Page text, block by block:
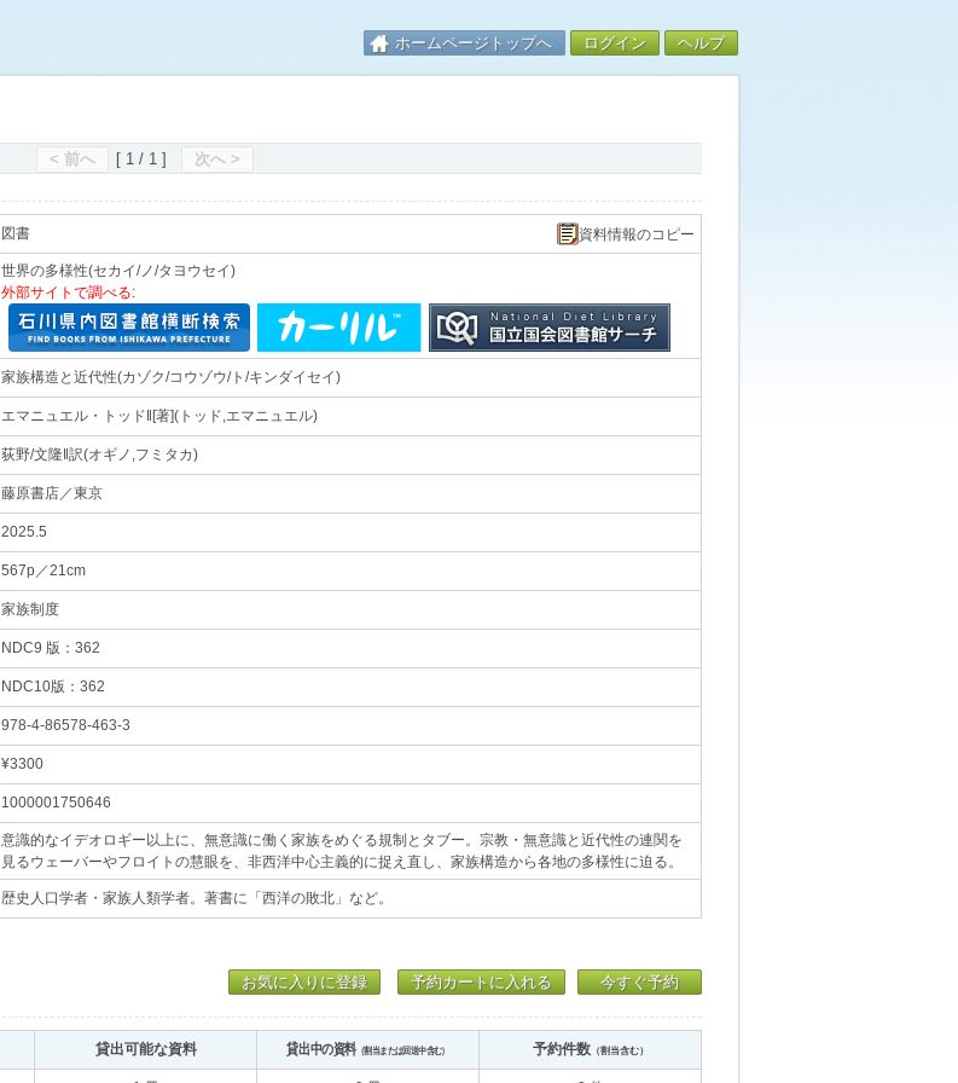
ホームページトップへ ログイン ヘルプ
< 前へ [ 1 / 1 ] 次へ >
図書 資料情報のコピー
世界の多様性(セカイ/ノ/タヨウセイ)
外部サイトで調べる:
家族構造と近代性(カゾク/コウゾウ/ト/キンダイセイ)
エマニュエル・トッド‖[著](トッド,エマニュエル)
荻野/文隆‖訳(オギノ,フミタカ)
藤原書店／東京
2025.5
567p／21cm
家族制度
NDC9 版：362
NDC10版：362
978-4-86578-463-3
¥3300
1000001750646
意識的なイデオロギー以上に、無意識に働く家族をめぐる規制とタブー。宗教・無意識と近代性の連関を
見るウェーバーやフロイトの慧眼を、非西洋中心主義的に捉え直し、家族構造から各地の多様性に迫る。
歴史人口学者・家族人類学者。著書に「西洋の敗北」など。
お気に入りに登録 予約カートに入れる 今すぐ予約
貸出可能な資料 貸出中の資料（割当または回送中含む） 予約件数（割当含む）